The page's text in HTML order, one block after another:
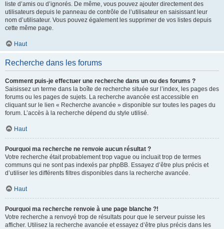
liste d’amis ou d’ignorés. De même, vous pouvez ajouter directement des
utilisateurs depuis le panneau de contrôle de l’utilisateur en saisissant leur
nom d’utilisateur. Vous pouvez également les supprimer de vos listes depuis
cette même page.
Haut
Recherche dans les forums
Comment puis-je effectuer une recherche dans un ou des forums ?
Saisissez un terme dans la boîte de recherche située sur l’index, les pages des
forums ou les pages de sujets. La recherche avancée est accessible en
cliquant sur le lien « Recherche avancée » disponible sur toutes les pages du
forum. L’accès à la recherche dépend du style utilisé.
Haut
Pourquoi ma recherche ne renvoie aucun résultat ?
Votre recherche était probablement trop vague ou incluait trop de termes
communs qui ne sont pas indexés par phpBB. Essayez d’être plus précis et
d’utiliser les différents filtres disponibles dans la recherche avancée.
Haut
Pourquoi ma recherche renvoie à une page blanche ?!
Votre recherche a renvoyé trop de résultats pour que le serveur puisse les
afficher. Utilisez la recherche avancée et essayez d’être plus précis dans les